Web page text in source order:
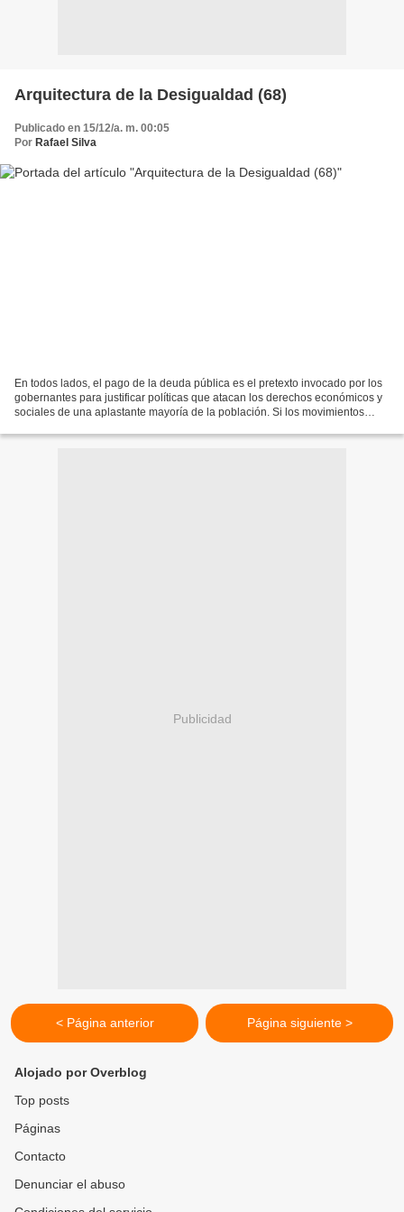
Arquitectura de la Desigualdad (68)
Publicado en 15/12/a. m. 00:05
Por Rafael Silva
En todos lados, el pago de la deuda pública es el pretexto invocado por los
gobernantes para justificar políticas que atacan los derechos económicos y
sociales de una aplastante mayoría de la población. Si los movimientos
Publicidad
< Página anterior Página siguiente >
Alojado por Overblog
Top posts
Páginas
Contacto
Denunciar el abuso